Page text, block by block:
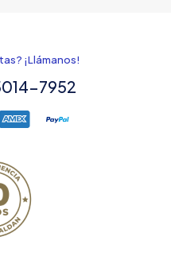
¡Llámanos!
7952